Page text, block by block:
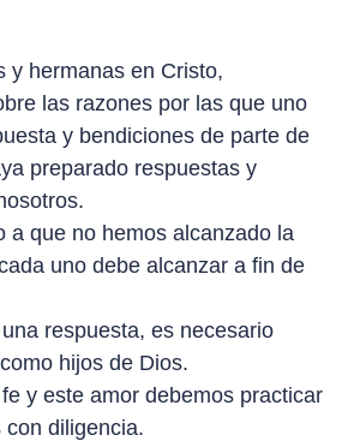
y hermanas en Cristo,
las razones por las que uno
y bendiciones de parte de
preparado respuestas y
a que no hemos alcanzado la
uno debe alcanzar a fin de
respuesta, es necesario
hijos de Dios.
y este amor debemos practicar
con diligencia.